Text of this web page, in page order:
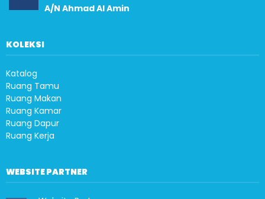
A/N Ahmad Al Amin
KOLEKSI
Katalog
Ruang Tamu
Ruang Makan
Ruang Kamar
Ruang Dapur
Ruang Kerja
WEBSITE PARTNER